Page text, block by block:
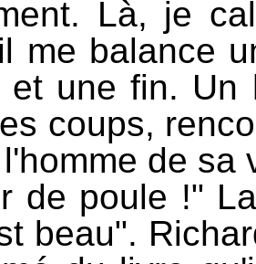
Là, je
me balance
et une fin. Un
coups,
de
de poule !"
beau".